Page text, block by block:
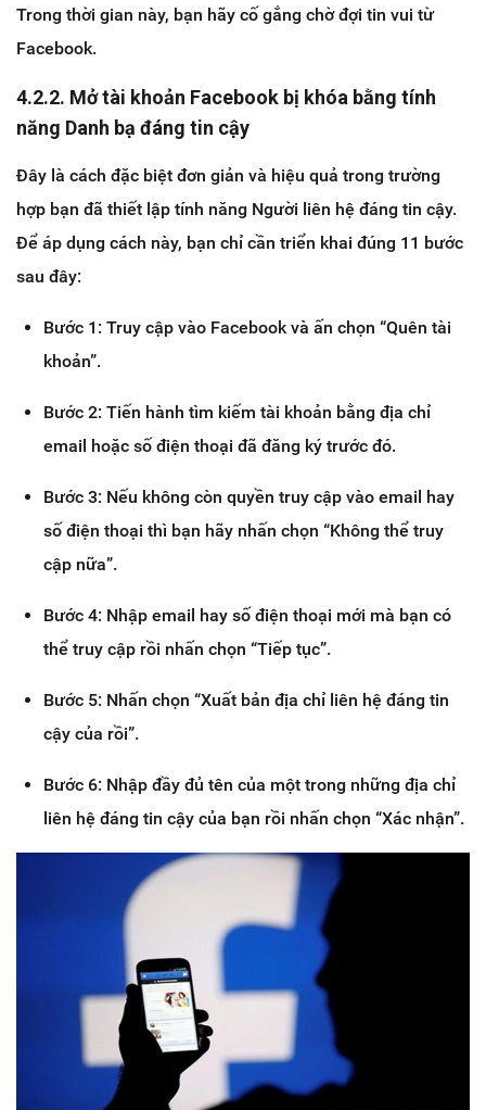
Trong thời gian này, bạn hãy cố gắng chờ đợi tin vui từ
Facebook.
4.2.2. Mở tài khoản Facebook bị khóa bằng tính
năng Danh bạ đáng tin cậy
Đây là cách đặc biệt đơn giản và hiệu quả trong trường
hợp bạn đã thiết lập tính năng Người liên hệ đáng tin cậy.
Để áp dụng cách này, bạn chỉ cần triển khai đúng 11 bước
sau đây:
Bước 1: Truy cập vào Facebook và ấn chọn “Quên tài
khoản”.
Bước 2: Tiến hành tìm kiếm tài khoản bằng địa chỉ
email hoặc số điện thoại đã đăng ký trước đó.
Bước 3: Nếu không còn quyền truy cập vào email hay
số điện thoại thì bạn hãy nhấn chọn “Không thể truy
cập nữa”.
Bước 4: Nhập email hay số điện thoại mới mà bạn có
thể truy cập rồi nhấn chọn “Tiếp tục”.
Bước 5: Nhấn chọn “Xuất bản địa chỉ liên hệ đáng tin
cậy của rồi”.
Bước 6: Nhập đầy đủ tên của một trong những địa chỉ
liên hệ đáng tin cậy của bạn rồi nhấn chọn “Xác nhận”.